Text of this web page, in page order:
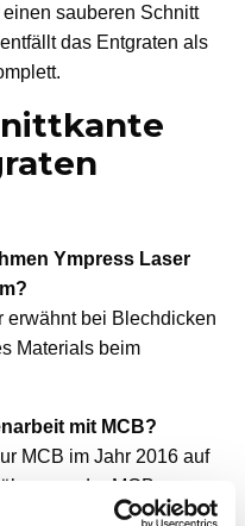
sauberen Schnitt
das Entgraten als
Ympress Laser
erwähnt bei Blechdicken
Materials beim
mit MCB?
MCB im Jahr 2016 auf
der MCB waren
hoch. Mit der